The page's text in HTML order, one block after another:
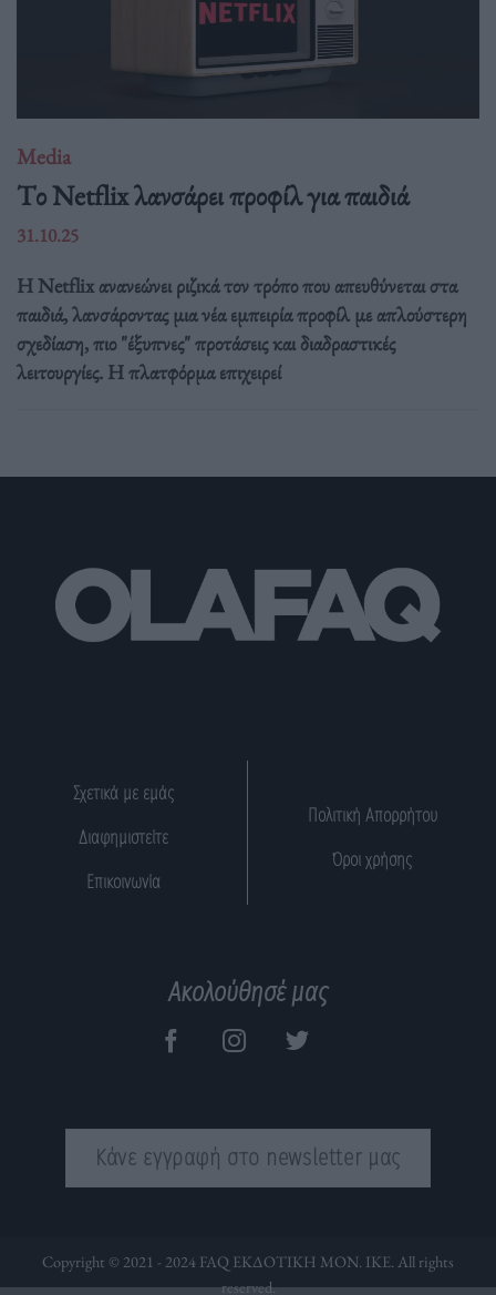
Media
Tο Netflix λανσάρει προφίλ για παιδιά
31.10.25
Η Netflix ανανεώνει ριζικά τον τρόπο που απευθύνεται στα
παιδιά, λανσάροντας μια νέα εμπειρία προφίλ με απλούστερη
σχεδίαση, πιο "έξυπνες" προτάσεις και διαδραστικές
λειτουργίες. Η πλατφόρμα επιχειρεί
Σχετικά με εμάς
Διαφημιστείτε
Επικοινωνία
Πολιτική Απορρήτου
Όροι χρήσης
Ακολούθησέ μας
Κάνε εγγραφή στο newsletter μας
Copyright © 2021 - 2024 FAQ ΕΚΔΟΤΙΚΗ ΜΟΝ. ΙΚΕ. All rights
reserved.